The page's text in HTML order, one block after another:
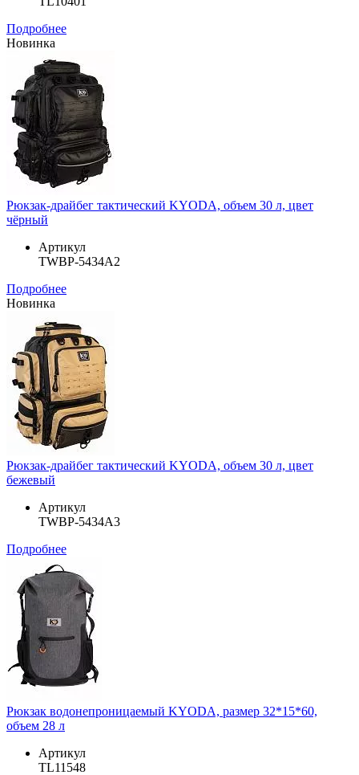
Подробнее
Новинка
Рюкзак-драйбег тактический KYODA, объем 30 л, цвет
чёрный
Артикул
TWBP-5434A2
Подробнее
Новинка
Рюкзак-драйбег тактический KYODA, объем 30 л, цвет
бежевый
Артикул
TWBP-5434A3
Подробнее
Рюкзак водонепроницаемый KYODA, размер 32*15*60,
объем 28 л
Артикул
TL11548